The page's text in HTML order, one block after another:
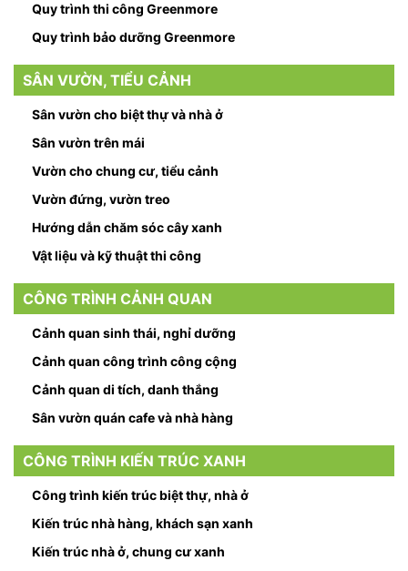
Quy trình thi công Greenmore
Quy trình bảo dưỡng Greenmore
SÂN VƯỜN, TIỂU CẢNH
Sân vườn cho biệt thự và nhà ở
Sân vườn trên mái
Vườn cho chung cư, tiểu cảnh
Vườn đứng, vườn treo
Hướng dẫn chăm sóc cây xanh
Vật liệu và kỹ thuật thi công
CÔNG TRÌNH CẢNH QUAN
Cảnh quan sinh thái, nghỉ dưỡng
Cảnh quan công trình công cộng
Cảnh quan di tích, danh thắng
Sân vườn quán cafe và nhà hàng
CÔNG TRÌNH KIẾN TRÚC XANH
Công trình kiến trúc biệt thự, nhà ở
Kiến trúc nhà hàng, khách sạn xanh
Kiến trúc nhà ở, chung cư xanh